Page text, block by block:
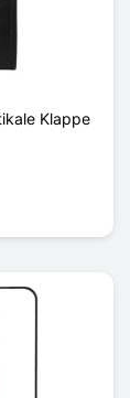
Klappe